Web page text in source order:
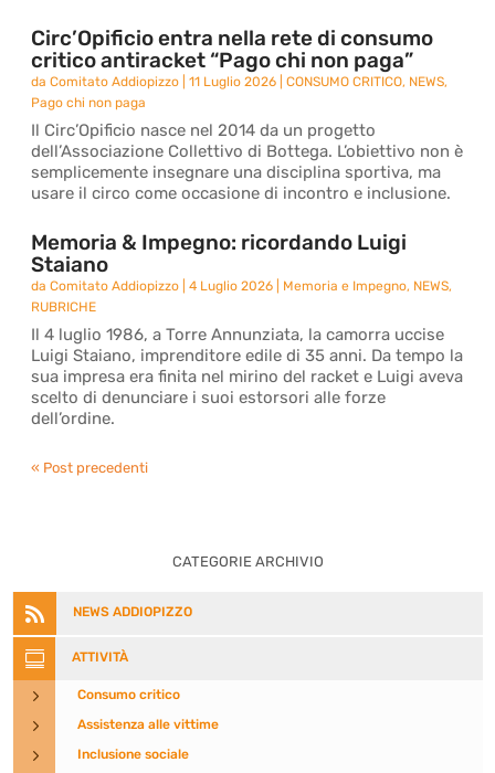
Circ’Opificio entra nella rete di consumo
critico antiracket “Pago chi non paga”
daComitato Addiopizzo |11 Luglio 2026 |CONSUMO CRITICO, NEWS,
Pago chi non paga
Il Circ’Opificio nasce nel 2014 da un progetto
dell’Associazione Collettivo di Bottega. L’obiettivo non è
semplicemente insegnare una disciplina sportiva, ma
usare il circo come occasione di incontro e inclusione.
Memoria & Impegno: ricordando Luigi
Staiano
daComitato Addiopizzo |4 Luglio 2026 Memoria e Impegno, NEWS,
RUBRICHE
Il 4 luglio 1986, a Torre Annunziata, la camorra uccise
Luigi Staiano, imprenditore edile di 35 anni. Da tempo la
sua impresa era finita nel mirino del racket e Luigi aveva
scelto di denunciare i suoi estorsori alle forze
dell’ordine.
« Post precedenti
CATEGORIE ARCHIVIO
 NEWS ADDIOPIZZO
 ATTIVITÀ
5 Consumo critico
5 Assistenza alle vittime
5 Inclusione sociale